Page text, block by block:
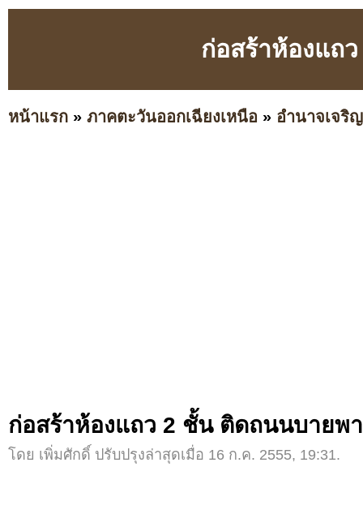
ก่อสร้าห้องแถ
หน้าแรก » ภาคตะวันออกเฉียงเหนือ » อำนาจเจริญ
ก่อสร้าห้องแถว 2 ชั้น ติดถนนบายพ
โดย เพิ่มศักดิ์ ปรับปรุงล่าสุดเมื่อ 16 ก.ค. 2555, 19:31.